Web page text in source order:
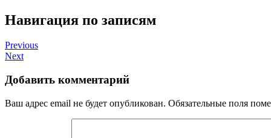
Навигация по записям
Previous
Next
Добавить комментарий
Ваш адрес email не будет опубликован. Обязательные поля